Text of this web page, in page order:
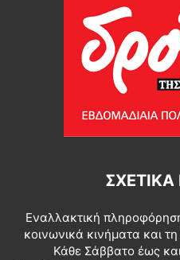
Εναλλακτική
κοινωνικά κινήματα και
Κάθε Σάββατο έως